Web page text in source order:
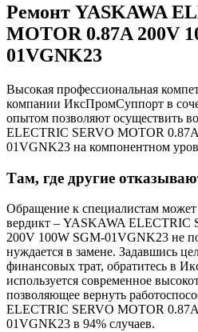
Ремонт YASKAWA
MOTOR 0.87A 200V
01VGNK23
Высокая профессиональная
компании ИксПромСуппорт в
опытом позволяют осуществить
ELECTRIC SERVO MOTOR
01VGNK23 на компонентном
Там, где другие
Обращение к специалистам
вердикт – YASKAWA ELECTRIC
200V 100W SGM-01VGNK23 не
нуждается в замене. Задавшись
финансовых трат, обратитесь в
используется современное
позволяющее вернуть
ELECTRIC SERVO MOTOR
01VGNK23 в 94% случаев.